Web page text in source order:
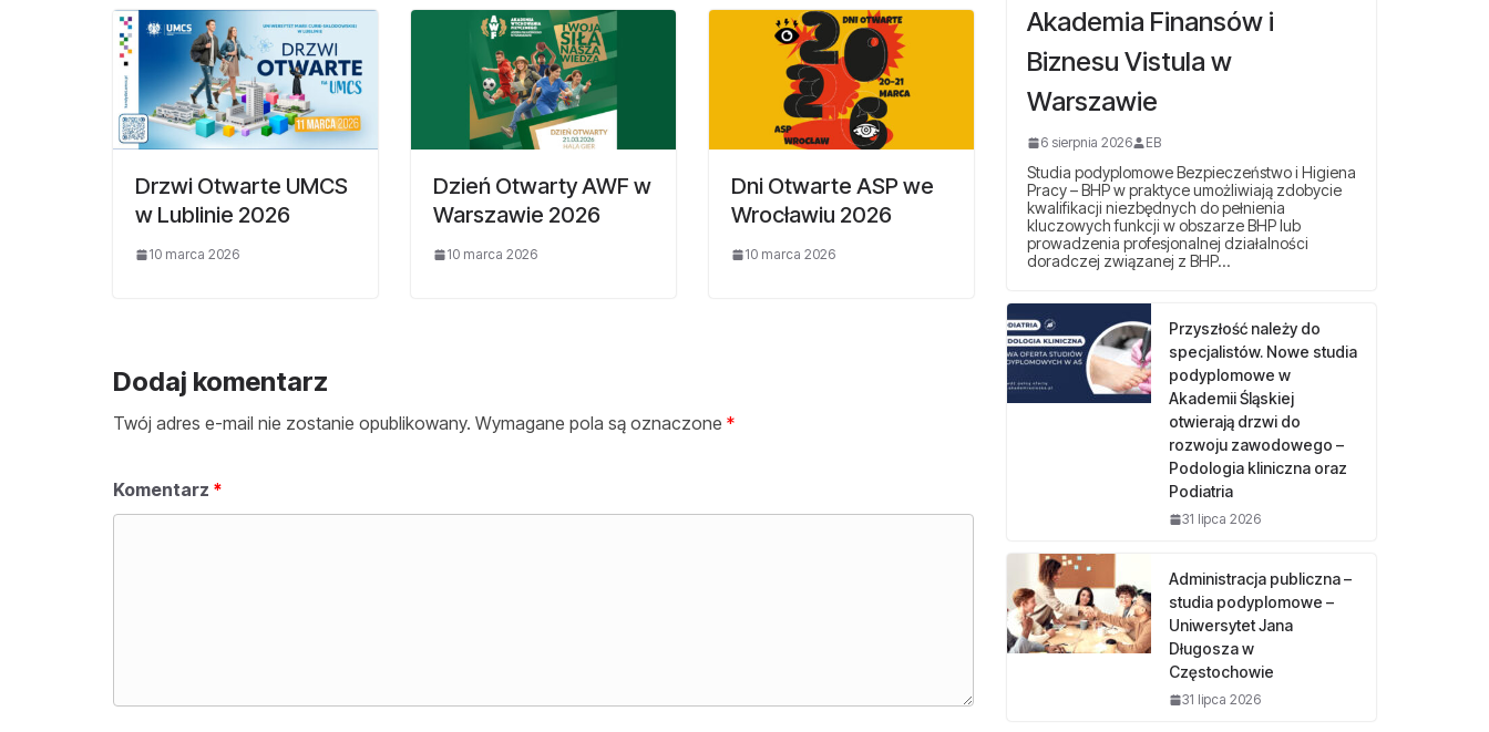
Drzwi Otwarte UMCS
w Lublinie 2026
10 marca 2026
Dzień Otwarty AWF w
Warszawie 2026
10 marca 2026
Dni Otwarte ASP we
Wrocławiu 2026
10 marca 2026
Dodaj komentarz
Twój adres e-mail nie zostanie opublikowany. Wymagane pola są oznaczone *
Komentarz *
Akademia Finansów i
Biznesu Vistula w
Warszawie
6 sierpnia 2026 EB
Studia podyplomowe Bezpieczeństwo i Higiena
Pracy – BHP w praktyce umożliwiają zdobycie
kwalifikacji niezbędnych do pełnienia
kluczowych funkcji w obszarze BHP lub
prowadzenia profesjonalnej działalności
doradczej związanej z BHP…
Przyszłość należy do
specjalistów. Nowe studia
podyplomowe w
Akademii Śląskiej
otwierają drzwi do
rozwoju zawodowego –
Podologia kliniczna oraz
Podiatria
31 lipca 2026
Administracja publiczna –
studia podyplomowe –
Uniwersytet Jana
Długosza w
Częstochowie
31 lipca 2026